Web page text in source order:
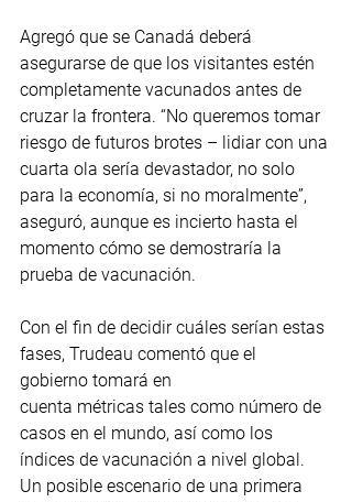
Agregó que se Canadá deberá
asegurarse de que los visitantes estén
completamente vacunados antes de
cruzar la frontera. “No queremos tomar
riesgo de futuros brotes – lidiar con una
cuarta ola sería devastador, no solo
para la economía, si no moralmente”,
aseguró, aunque es incierto hasta el
momento cómo se demostraría la
prueba de vacunación.
Con el fin de decidir cuáles serían estas
fases, Trudeau comentó que el
gobierno tomará en
cuenta métricas tales como número de
casos en el mundo, así como los
índices de vacunación a nivel global.
Un posible escenario de una primera